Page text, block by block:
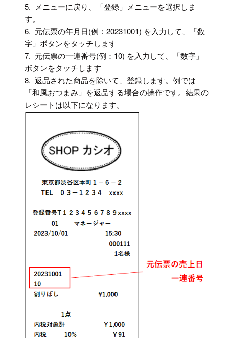
5. メニューに戻り、「登録」メニューを選択しま
す。
6. 元伝票の年月日(例：20231001) を入力して、「数
字」ボタンをタッチします
7. 元伝票の一連番号(例：10) を入力して、「数字」
ボタンをタッチします
8. 返品された商品を除いて、登録します。例では
「和風おつまみ」を返品する場合の操作です。結果の
レシートは以下になります。